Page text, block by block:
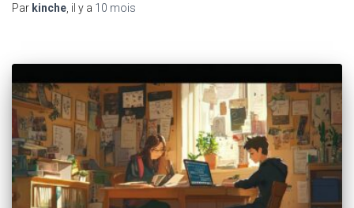
Par kinche , il y a 10 mois